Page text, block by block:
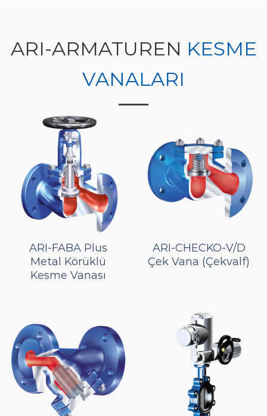
ARI-ARMATUREN KESME
VANALARI
ARI-FABA Plus
Metal Körüklü
Kesme Vanası
ARI-CHECKO-V/D
Çek Vana (Çekvalf)